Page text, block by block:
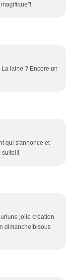
laine ? Encore un
qui s'annonce et
suite!!!
jolie création
dimanche!bisous